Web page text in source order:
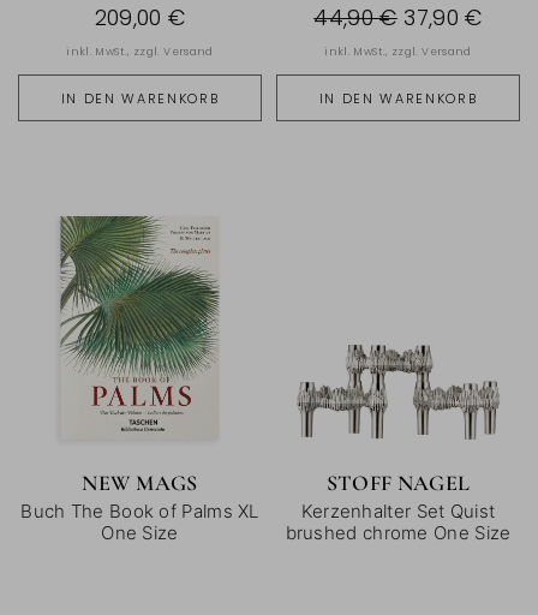
IN DEN WARENKORB
209,00 €
inkl. MwSt., zzgl.Versand
IN DEN WARENKORB
44,90 € 37,90 €
inkl. MwSt., zzgl.Versand
NEW MAGS
Buch The Book of Palms XL
One Size
STOFF NAGEL
Kerzenhalter Set Quist
brushed chrome One Size